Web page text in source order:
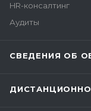
HR-консалтинг
Аудиты
СВЕДЕНИЯ ОБ